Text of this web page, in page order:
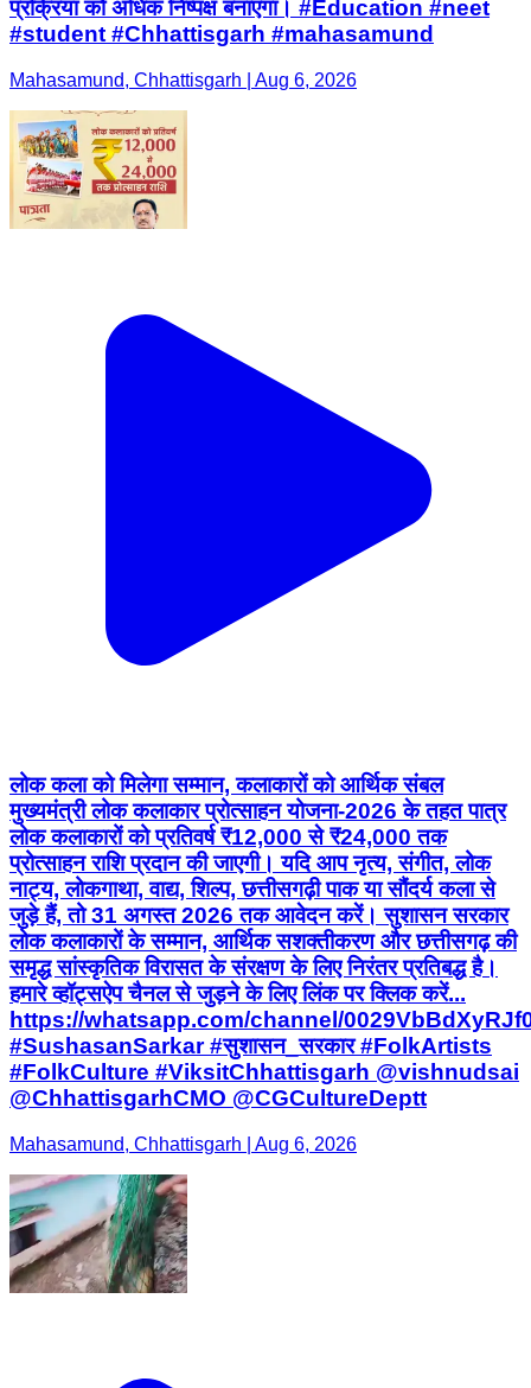
प्रक्रिया को अधिक निष्पक्ष बनाएगा। #Education #neet
#student #Chhattisgarh #mahasamund
Mahasamund, Chhattisgarh | Aug 6, 2026
लोक कला को मिलेगा सम्मान, कलाकारों को आर्थिक संबल
मुख्यमंत्री लोक कलाकार प्रोत्साहन योजना-2026 के तहत पात्र
लोक कलाकारों को प्रतिवर्ष ₹12,000 से ₹24,000 तक
प्रोत्साहन राशि प्रदान की जाएगी। यदि आप नृत्य, संगीत, लोक
नाट्य, लोकगाथा, वाद्य, शिल्प, छत्तीसगढ़ी पाक या सौंदर्य कला से
जुड़े हैं, तो 31 अगस्त 2026 तक आवेदन करें। सुशासन सरकार
लोक कलाकारों के सम्मान, आर्थिक सशक्तीकरण और छत्तीसगढ़ की
समृद्ध सांस्कृतिक विरासत के संरक्षण के लिए निरंतर प्रतिबद्ध है।
हमारे व्हॉट्सऐप चैनल से जुड़ने के लिए लिंक पर क्लिक करें...
https://whatsapp.com/channel/
#SushasanSarkar #सुशासन_सरकार #FolkArtists
#FolkCulture #ViksitChhattisgarh @vishnudsai
@ChhattisgarhCMO @CGCultureDeptt
Mahasamund, Chhattisgarh | Aug 6, 2026